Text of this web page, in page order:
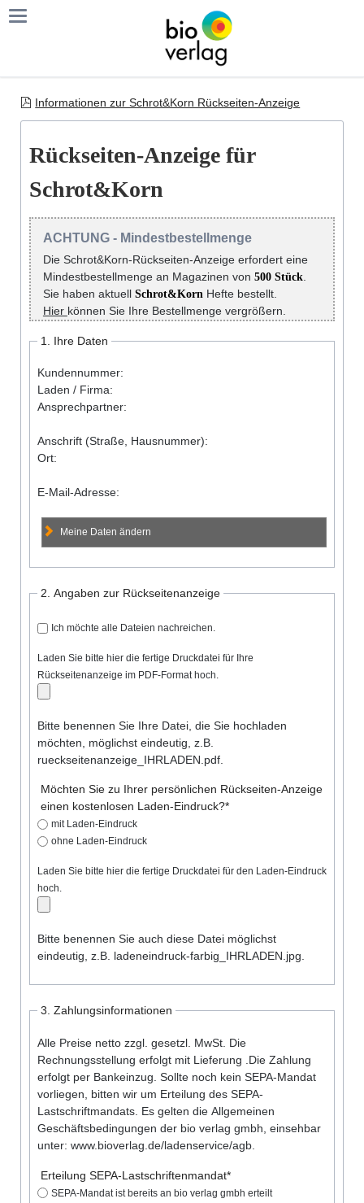
Informationen zur Schrot&Korn Rückseiten-Anzeige
Rückseiten-Anzeige für
Schrot&Korn
ACHTUNG - Mindestbestellmenge
Die Schrot&Korn-Rückseiten-Anzeige erfordert eine
Mindestbestellmenge an Magazinen von 500 Stück.
Sie haben aktuell Schrot&Korn Hefte bestellt.
Hier können Sie Ihre Bestellmenge vergrößern.
1. Ihre Daten
Kundennummer:
Laden / Firma:
Ansprechpartner:
Anschrift (Straße, Hausnummer):
Ort:
E-Mail-Adresse:
Meine Daten ändern
2. Angaben zur Rückseitenanzeige
Ich möchte alle Dateien nachreichen.
Laden Sie bitte hier die fertige Druckdatei für Ihre
Rückseitenanzeige im PDF-Format hoch.
Bitte benennen Sie Ihre Datei, die Sie hochladen
möchten, möglichst eindeutig, z.B.
rueckseitenanzeige_IHRLADEN.pdf.
Pflichtfeld
Möchten Sie zu Ihrer persönlichen Rückseiten-Anzeige
einen kostenlosen Laden-Eindruck?*
mit Laden-Eindruck
ohne Laden-Eindruck
Laden Sie bitte hier die fertige Druckdatei für den Laden-Eindruck
hoch.
Bitte benennen Sie auch diese Datei möglichst
eindeutig, z.B. ladeneindruck-farbig_IHRLADEN.jpg.
3. Zahlungsinformationen
Alle Preise netto zzgl. gesetzl. MwSt. Die
Rechnungsstellung erfolgt mit Lieferung .Die Zahlung
erfolgt per Bankeinzug. Sollte noch kein SEPA-Mandat
vorliegen, bitten wir um Erteilung des SEPA-
Lastschriftmandats. Es gelten die Allgemeinen
Geschäftsbedingungen der bio verlag gmbh, einsehbar
unter: www.bioverlag.de/ladenservice/agb.
Pflichtfeld
Erteilung SEPA-Lastschriftenmandat*
SEPA-Mandat ist bereits an bio verlag gmbh erteilt